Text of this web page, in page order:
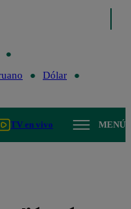
Dólar
TV en vivo MENÚ